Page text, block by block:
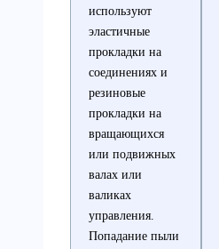
используют
эластичные
прокладки на
соединениях и
резиновые
прокладки на
вращающихся
или подвижных
валах или
валиках
управления.
Попадание пыли